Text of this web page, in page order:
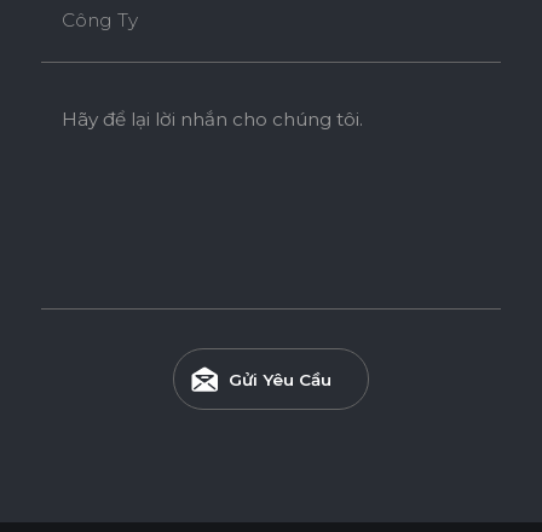
Công Ty
Hãy để lại lời nhắn cho chúng tôi.
Gửi Yêu Cầu